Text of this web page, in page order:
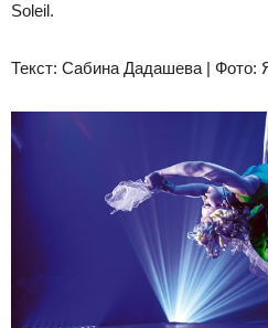
Soleil.
Текст: Сабина Дадашева | Фото: